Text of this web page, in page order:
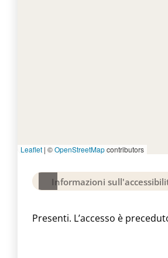
Leaflet | ©OpenStreetMapcontributors
Informazioni
Presenti. L’accesso è